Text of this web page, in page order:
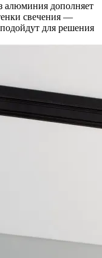
алюминия дополняет
свечения —
для решения